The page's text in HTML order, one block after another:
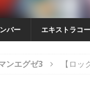
バー エキストラコ
ンエグゼ3 【ロ